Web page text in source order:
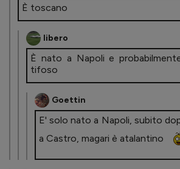
È toscano
libero
È nato a Napoli e
tifoso
Goettin
E' solo nato a Napoli, subito
a Castro, magari è atalantino